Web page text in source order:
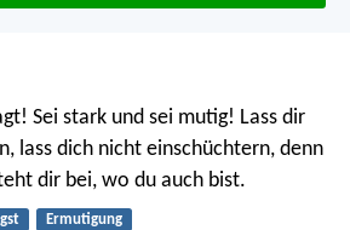
Sei stark und sei mutig! Lass dir
lass dich nicht einschüchtern, denn
dir bei, wo du auch bist.
Ermutigung